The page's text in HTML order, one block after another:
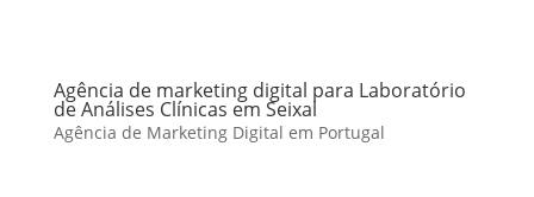
Agência de marketing digital para Laboratório
de Análises Clínicas em Seixal
Agência de Marketing Digital em Portugal